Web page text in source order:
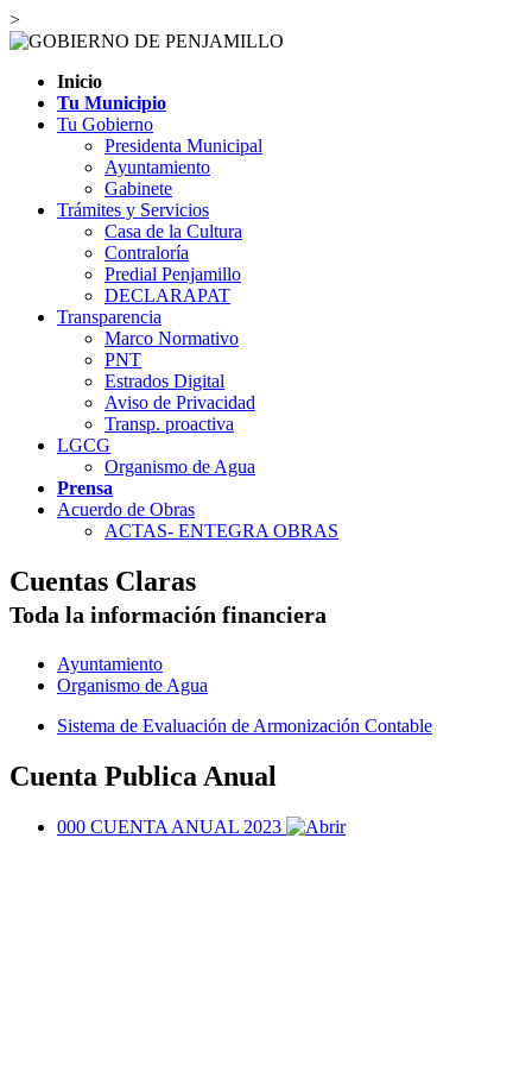
>
Inicio
Tu Municipio
Tu Gobierno
Presidenta Municipal
Ayuntamiento
Gabinete
Trámites y Servicios
Casa de la Cultura
Contraloría
Predial Penjamillo
DECLARAPAT
Transparencia
Marco Normativo
PNT
Estrados Digital
Aviso de Privacidad
Transp. proactiva
LGCG
Organismo de Agua
Prensa
Acuerdo de Obras
ACTAS- ENTEGRA OBRAS
Cuentas Claras
Toda la información financiera
Ayuntamiento
Organismo de Agua
Sistema de Evaluación de Armonización Contable
Cuenta Publica Anual
000 CUENTA ANUAL 2023